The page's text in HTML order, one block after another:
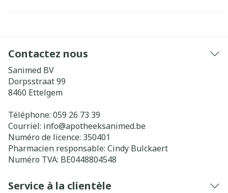
Contactez nous
Sanimed BV
Dorpsstraat 99
8460 Ettelgem
Téléphone: 059 26 73 39
Courriel: info@apotheeksanimed.be
Numéro de licence: 350401
Pharmacien responsable: Cindy Bulckaert
Numéro TVA: BE0448804548
Service à la clientèle